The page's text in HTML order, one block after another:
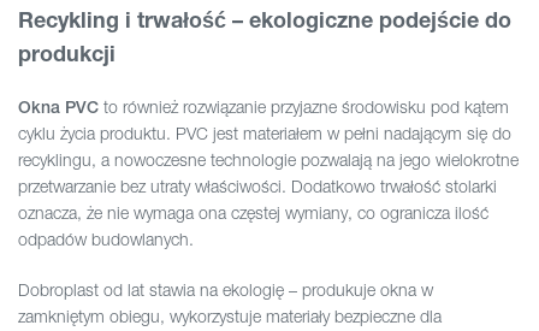
Recykling i trwałość – ekologiczne podejście do
produkcji
Okna PVC to również rozwiązanie przyjazne środowisku pod kątem
cyklu życia produktu. PVC jest materiałem w pełni nadającym się do
recyklingu, a nowoczesne technologie pozwalają na jego wielokrotne
przetwarzanie bez utraty właściwości. Dodatkowo trwałość stolarki
oznacza, że nie wymaga ona częstej wymiany, co ogranicza ilość
odpadów budowlanych.
Dobroplast od lat stawia na ekologię – produkuje okna w
zamkniętym obiegu, wykorzystuje materiały bezpieczne dla